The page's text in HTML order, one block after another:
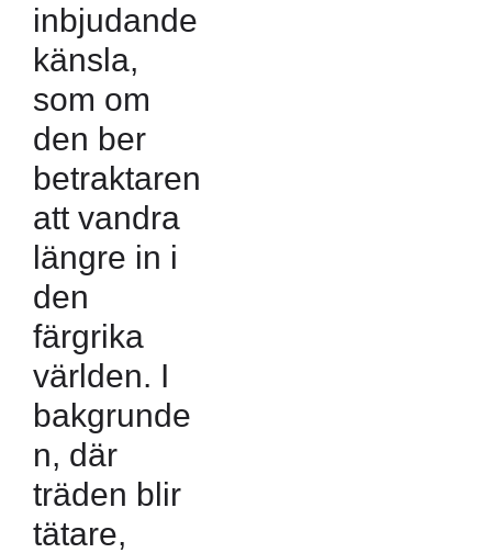
inbjudande
känsla,
som om
den ber
betraktaren
att vandra
längre in i
den
färgrika
världen. I
bakgrunde
n, där
träden blir
tätare,